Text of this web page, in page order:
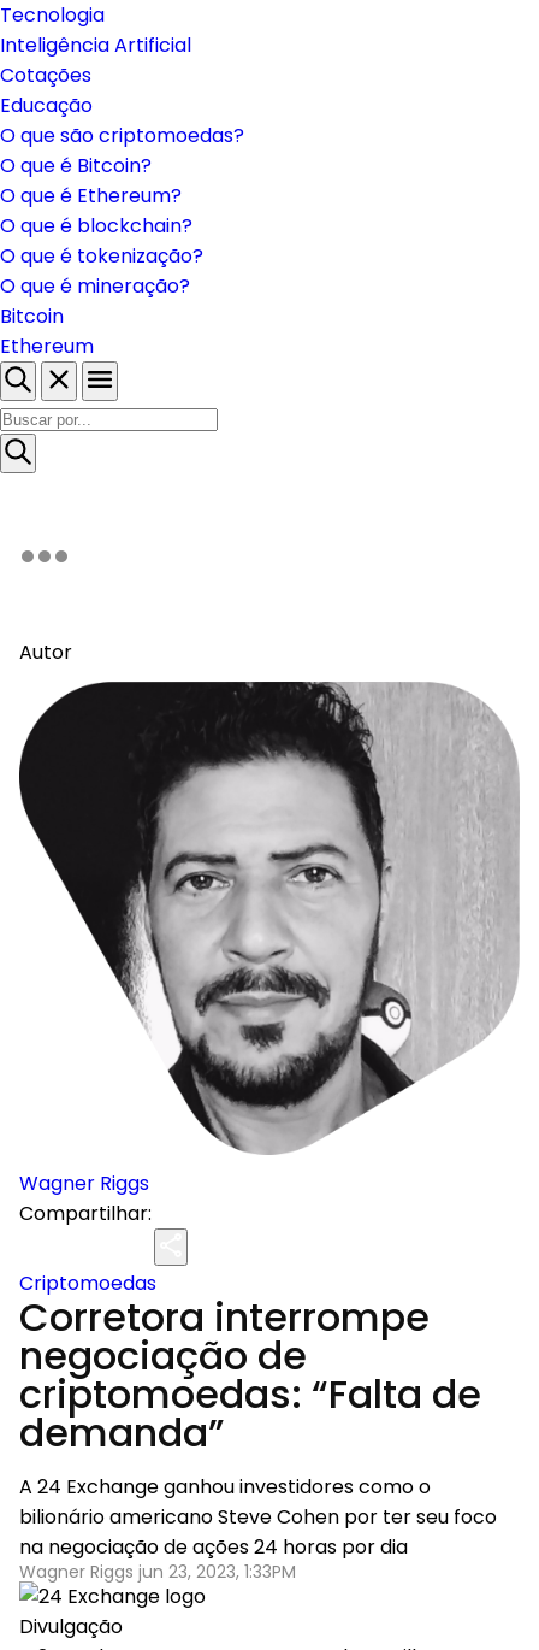
Tecnologia
Inteligência Artificial
Cotações
Educação
O que são criptomoedas?
O que é Bitcoin?
O que é Ethereum?
O que é blockchain?
O que é tokenização?
O que é mineração?
Bitcoin
Ethereum
Autor
Wagner Riggs
Compartilhar:
Criptomoedas
Corretora interrompe
negociação de
criptomoedas: “Falta de
demanda”
A 24 Exchange ganhou investidores como o
bilionário americano Steve Cohen por ter seu foco
na negociação de ações 24 horas por dia
Wagner Riggs jun 23, 2023, 1:33PM
Divulgação